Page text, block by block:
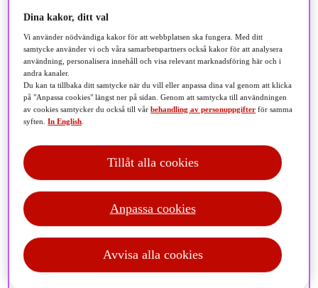
Dina kakor, ditt val
Vi använder nödvändiga kakor för att webbplatsen ska fungera. Med ditt
samtycke använder vi och våra samarbetspartners också kakor för att analysera
användning, personalisera innehåll och visa relevant marknadsföring här och i
andra kanaler.
Du kan ta tillbaka ditt samtycke när du vill eller anpassa dina val genom att klicka
på "Anpassa cookies" längst ner på sidan. Genom att samtycka till användningen
av cookies samtycker du också till vårbehandling av personuppgifter för samma
syften.In English
Anpassa cookies
Avvisa alla cookies
Tillåt alla cookies